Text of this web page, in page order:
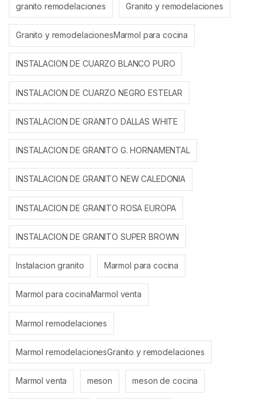
granito remodelaciones Granito y remodelaciones
Granito y remodelacionesMarmol para cocina
INSTALACION DE CUARZO BLANCO PURO
INSTALACION DE CUARZO NEGRO ESTELAR
INSTALACION DE GRANITO DALLAS WHITE
INSTALACION DE GRANITO G. HORNAMENTAL
INSTALACION DE GRANITO NEW CALEDONIA
INSTALACION DE GRANITO ROSA EUROPA
INSTALACION DE GRANITO SUPER BROWN
Instalacion granito Marmol para cocina
Marmol para cocinaMarmol venta
Marmol remodelaciones
Marmol remodelacionesGranito y remodelaciones
Marmol venta meson meson de cocina